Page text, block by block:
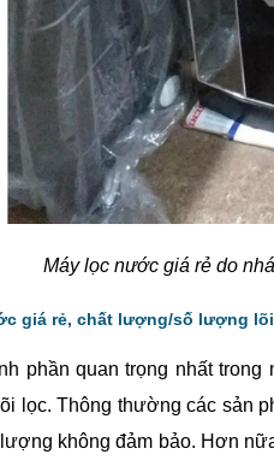
Máy lọc nước giá rẻ do
giá rẻ, chất lượng/số lượng
phần quan trọng nhất
lọc. Thông thường các sản
không đảm bảo. Hơn